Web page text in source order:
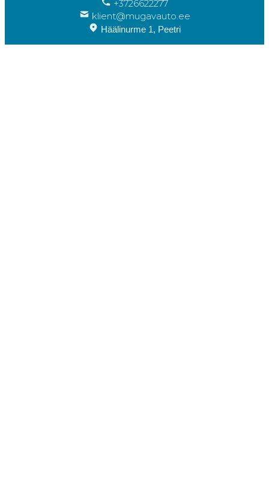
+3726622277
klient@mugavauto.ee
Häälinurme 1, Peetri